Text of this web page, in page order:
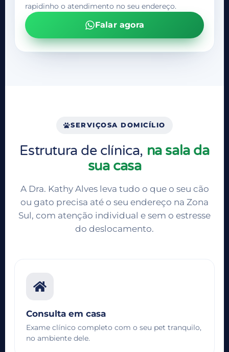
rapidinho o atendimento no seu endereço.
Falar agora
SERVIÇOSA DOMICÍLIO
Estrutura de clínica, na sala da
sua casa
A Dra. Kathy Alves leva tudo o que o seu cão
ou gato precisa até o seu endereço na Zona
Sul, com atenção individual e sem o estresse
do deslocamento.
Consulta em casa
Exame clínico completo com o seu pet tranquilo,
no ambiente dele.